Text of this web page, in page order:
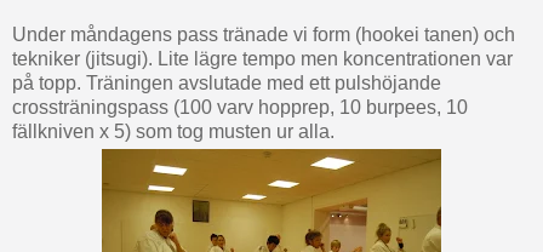
Under måndagens pass tränade vi form (hookei tanen) och
tekniker (jitsugi). Lite lägre tempo men koncentrationen var
på topp. Träningen avslutade med ett pulshöjande
crossträningspass (100 varv hopprep, 10 burpees, 10
fällkniven x 5) som tog musten ur alla.